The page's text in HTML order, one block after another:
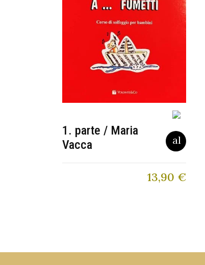
1. parte / Maria
Vacca
13,90 €